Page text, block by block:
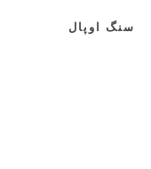
سنگ اوپال